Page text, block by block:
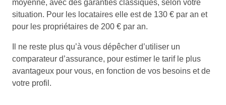
moyenne, avec des garanties classiques, selon votre
situation. Pour les locataires elle est de 130 € par an et
pour les propriétaires de 200 € par an.
Il ne reste plus qu’à vous dépêcher d’utiliser un
comparateur d’assurance, pour estimer le tarif le plus
avantageux pour vous, en fonction de vos besoins et de
votre profil.